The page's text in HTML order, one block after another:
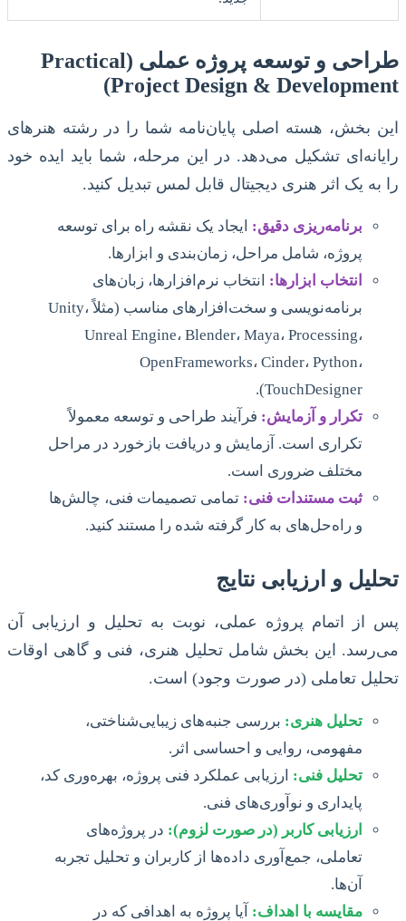
طراحی و توسعه پروژه عملی (Practical
Project Design & Development)
این بخش، هسته اصلی پایان‌نامه شما را در رشته هنرهای
رایانه‌ای تشکیل می‌دهد. در این مرحله، شما باید ایده خود
را به یک اثر هنری دیجیتال قابل لمس تبدیل کنید.
برنامه‌ریزی دقیق: ایجاد یک نقشه راه برای توسعه
پروژه، شامل مراحل، زمان‌بندی و ابزارها.
انتخاب ابزارها: انتخاب نرم‌افزارها، زبان‌های
برنامه‌نویسی و سخت‌افزارهای مناسب (مثلاً Unity،
Unreal Engine، Blender، Maya، Processing،
OpenFrameworks، Cinder، Python،
TouchDesigner).
تکرار و آزمایش: فرآیند طراحی و توسعه معمولاً
تکراری است. آزمایش و دریافت بازخورد در مراحل
مختلف ضروری است.
ثبت مستندات فنی: تمامی تصمیمات فنی، چالش‌ها
و راه‌حل‌های به کار گرفته شده را مستند کنید.
تحلیل و ارزیابی نتایج
پس از اتمام پروژه عملی، نوبت به تحلیل و ارزیابی آن
می‌رسد. این بخش شامل تحلیل هنری، فنی و گاهی اوقات
تحلیل تعاملی (در صورت وجود) است.
تحلیل هنری: بررسی جنبه‌های زیبایی‌شناختی،
مفهومی، روایی و احساسی اثر.
تحلیل فنی: ارزیابی عملکرد فنی پروژه، بهره‌وری کد،
پایداری و نوآوری‌های فنی.
ارزیابی کاربر (در صورت لزوم): در پروژه‌های
تعاملی، جمع‌آوری داده‌ها از کاربران و تحلیل تجربه
آن‌ها.
مقایسه با اهداف: آیا پروژه به اهدافی که در